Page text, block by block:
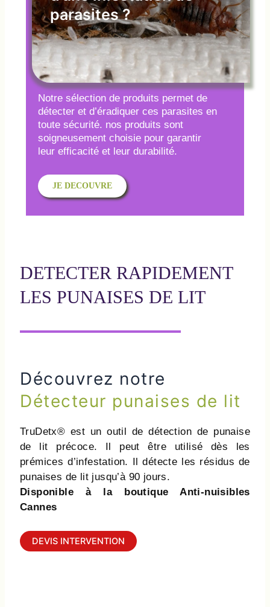
parasites ?
Notre sélection de produits permet de
détecter et d’éradiquer ces parasites en
toute sécurité. nos produits sont
soigneusement choisie pour garantir
leur efficacité et leur durabilité.
JE DECOUVRE
DETECTER RAPIDEMENT
LES PUNAISES DE LIT
Découvrez notre
Détecteur punaises de lit
TruDetx® est un outil de détection de punaise
de lit précoce. Il peut être utilisé dès les
prémices d’infestation. Il détecte les résidus de
punaises de lit jusqu’à 90 jours.
Disponible à la boutique Anti-nuisibles
Cannes
DEVIS INTERVENTION